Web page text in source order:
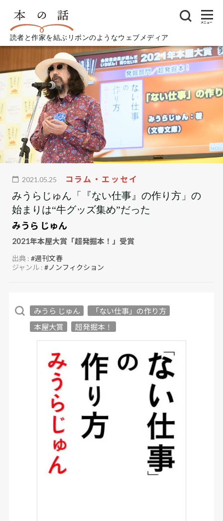
読者と作家を結ぶリボンのようなウェブメディア
メニュー
2021.05.25 コラム・エッセイ
みうらじゅん「『ない仕事』の作り方」の
始まりは“牛グッズ集め”だった
みうら じゅん
2021年本屋大賞「超発掘本！」受賞
出典 :#週刊文春
ジャンル :#ノンフィクション
みうら じゅん
「ない仕事」の作り方
本屋大賞
超発掘本！